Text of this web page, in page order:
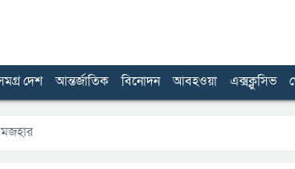
দেশ আন্তর্জাতিক বিনোদন আবহওয়া এক্সক্লুসিভ